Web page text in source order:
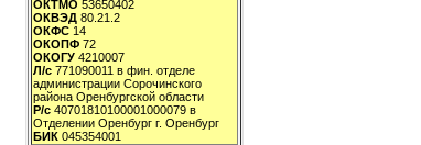
ОКТМО 53650402
ОКВЭД 80.21.2
ОКФС 14
ОКОПФ 72
ОКОГУ 4210007
Л/с 771090011 в фин. отделе
администрации Сорочинского
района Оренбургской области
Р/с 40701810100001000079 в
Отделении Оренбург г. Оренбург
БИК 045354001